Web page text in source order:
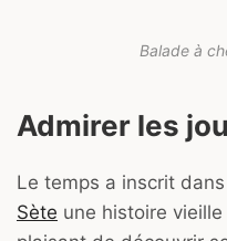
Balade à
Admirer les
Le temps a inscrit
Sète une histoire